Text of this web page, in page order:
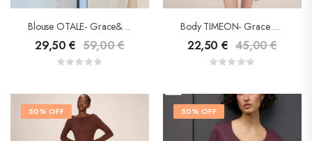
Blouse OTALE- Grace&Mila
29,50€ 59,00€
Body TIMEON- Grace & Mila
22,50 € 45,00€
50% OFF 50% OFF